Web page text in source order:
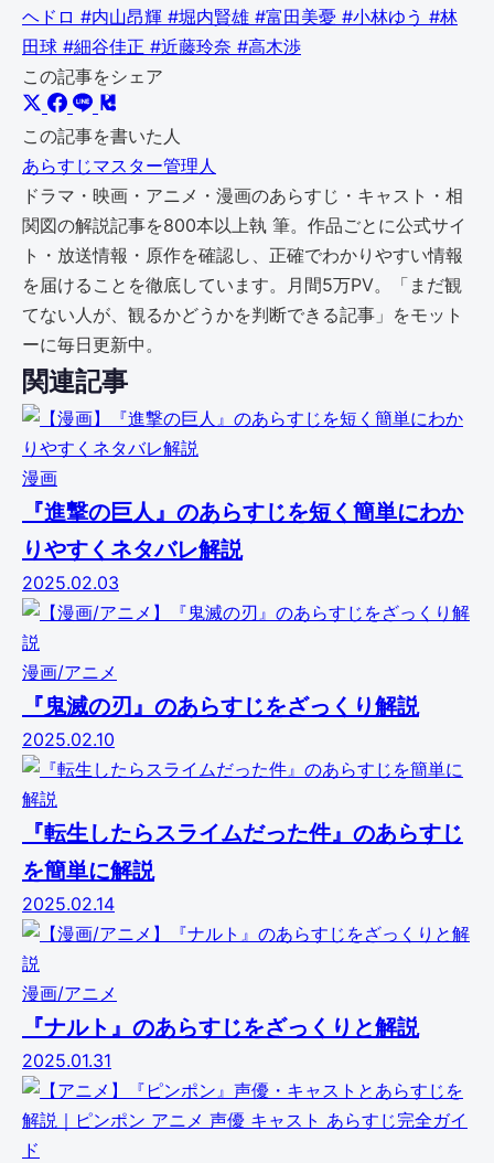
ヘドロ #内山昂輝 #堀内賢雄 #富田美憂 #小林ゆう #林
田球 #細谷佳正 #近藤玲奈 #高木渉
この記事をシェア
この記事を書いた人
あらすじマスター管理人
ドラマ・映画・アニメ・漫画のあらすじ・キャスト・相
関図の解説記事を800本以上執 筆。作品ごとに公式サイ
ト・放送情報・原作を確認し、正確でわかりやすい情報
を届けることを徹底しています。月間5万PV。「まだ観
てない人が、観るかどうかを判断できる記事」をモット
ーに毎日更新中。
関連記事
漫画
『進撃の巨人』のあらすじを短く簡単にわか
りやすくネタバレ解説
2025.02.03
漫画/アニメ
『鬼滅の刃』のあらすじをざっくり解説
2025.02.10
『転生したらスライムだった件』のあらすじ
を簡単に解説
2025.02.14
漫画/アニメ
『ナルト』のあらすじをざっくりと解説
2025.01.31